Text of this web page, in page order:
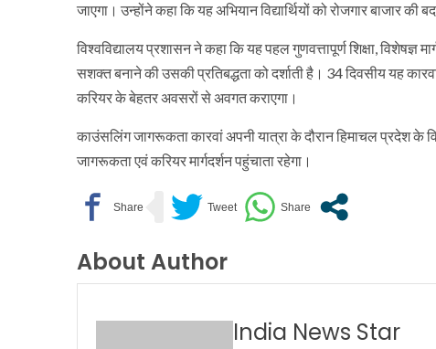
जाएगा। उन्होंने कहा कि यह अभियान विद्यार्थियों को रोजगार बाजार
विश्वविद्यालय प्रशासन ने कहा कि यह पहल गुणवत्तापूर्ण शिक्षा, विशेषज्ञ
सशक्त बनाने की उसकी प्रतिबद्धता को दर्शाती है। 34 दिवसीय यह
करियर के बेहतर अवसरों से अवगत कराएगा।
काउंसलिंग जागरूकता कारवां अपनी यात्रा के दौरान हिमाचल प्रदेश के
जागरूकता एवं करियर मार्गदर्शन पहुंचाता रहेगा।
About Author
India News Star